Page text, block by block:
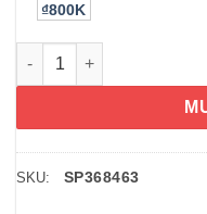
₫800K
Bột Protein hữu cơ
SKU: SP368463